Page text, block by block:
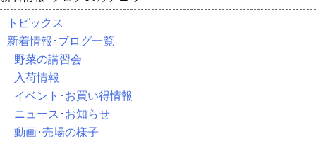
トピックス
新着情報･ブログ一覧
野菜の講習会
入荷情報
イベント･お買い得情報
ニュース･お知らせ
動画･売場の様子